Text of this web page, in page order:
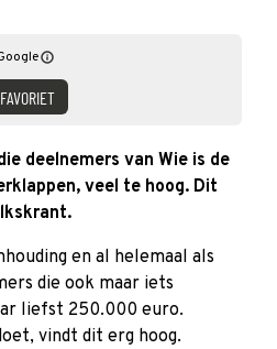
deelnemers van Wie is de
veel te hoog. Dit
en al helemaal als
die ook maar iets
liefst 250.000 euro.
vindt dit erg hoog.